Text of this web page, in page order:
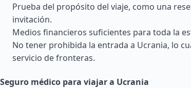
Prueba del propósito del viaje, como una
invitación.
Medios financieros suficientes para toda la
No tener prohibida la entrada a Ucrania, lo
servicio de fronteras.
Seguro médico para viajar a Ucrania